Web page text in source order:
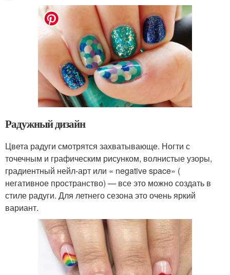
Радужный дизайн
Цвета радуги смотрятся захватывающе. Ногти с
точечным и графическим рисунком, волнистые узоры,
градиентный нейл-арт или « negative space» (
негативное пространство) — все это можно создать в
стиле радуги. Для летнего сезона это очень яркий
вариант.